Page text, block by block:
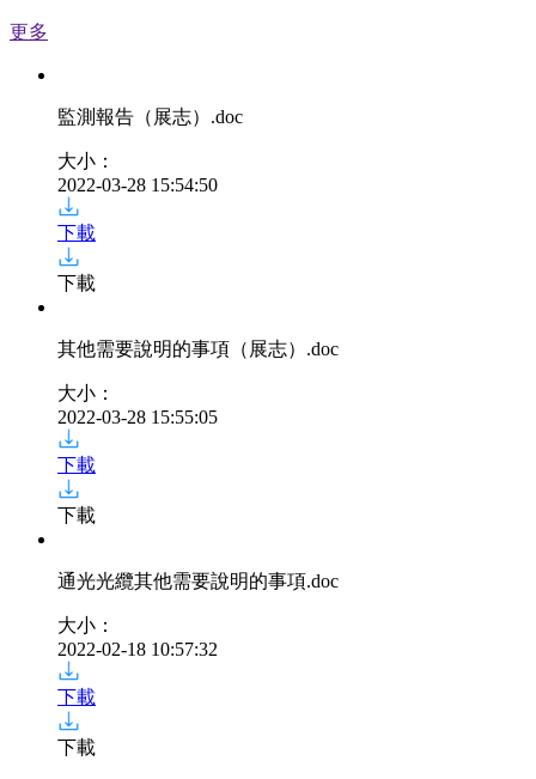
更多
監測報告（展志） .doc
大小：
2022-03-28 15:54:50
下載
下載
其他需要說明的事項（展志） .doc
大小：
2022-03-28 15:55:05
下載
下載
通光光纜其他需要說明的事項.doc
大小：
2022-02-18 10:57:32
下載
下載